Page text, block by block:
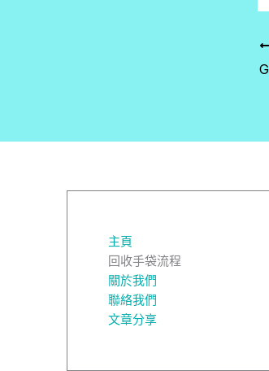
主頁
回收手袋流程
關於我們
聯絡我們
文章分享